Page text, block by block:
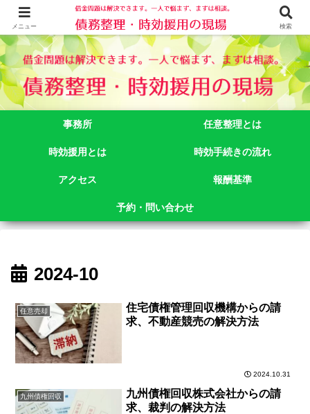
借金問題でお悩みなら司法書士法人御苑総合事務所にご相談下さい。 東京都
新宿区新宿二丁目５番１号アルテビル新宿４階 TEL:03-3356-3750
事務所 任意整理とは
時効援用とは 時効手続きの流れ
アクセス 報酬基準
予約・問い合わせ
2024-10
任意売却
住宅債権管理回収機構からの請
求、不動産競売の解決方法
2024.10.31
九州債権回収
九州債権回収株式会社からの請
求、裁判の解決方法
メニュー 検索